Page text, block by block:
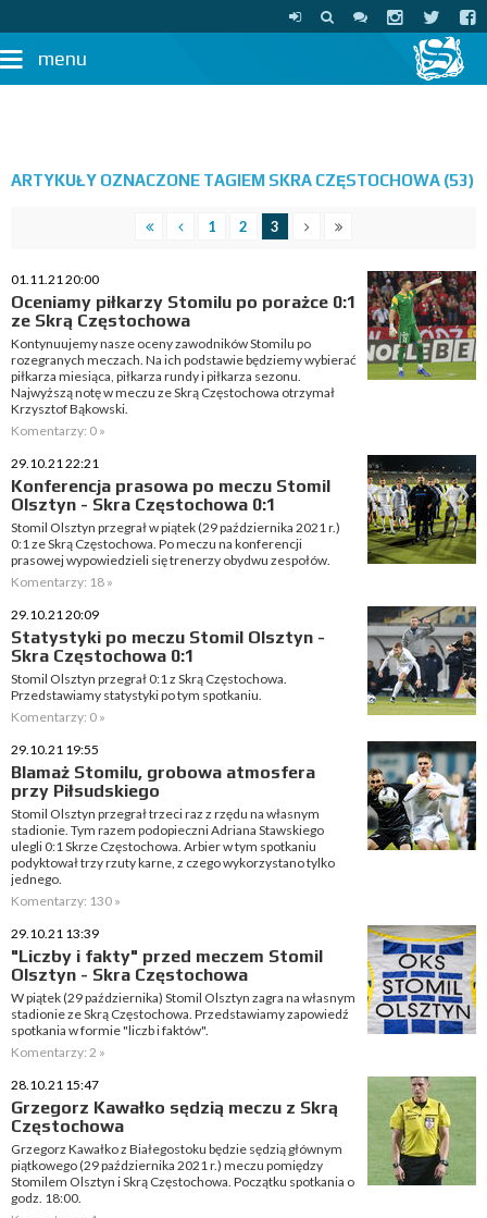
menu
ARTYKUŁY OZNACZONE TAGIEM SKRA CZĘSTOCHOWA (53)
1 2 3
01.11.21 20:00
Oceniamy piłkarzy Stomilu po porażce 0:1
ze Skrą Częstochowa
Kontynuujemy nasze oceny zawodników Stomilu po
rozegranych meczach. Na ich podstawie będziemy wybierać
piłkarza miesiąca, piłkarza rundy i piłkarza sezonu.
Najwyższą notę w meczu ze Skrą Częstochowa otrzymał
Krzysztof Bąkowski.
Komentarzy: 0 »
29.10.21 22:21
Konferencja prasowa po meczu Stomil
Olsztyn - Skra Częstochowa 0:1
Stomil Olsztyn przegrał w piątek (29 października 2021 r.)
0:1 ze Skrą Częstochowa. Po meczu na konferencji
prasowej wypowiedzieli się trenerzy obydwu zespołów.
Komentarzy: 18 »
29.10.21 20:09
Statystyki po meczu Stomil Olsztyn -
Skra Częstochowa 0:1
Stomil Olsztyn przegrał 0:1 z Skrą Częstochowa.
Przedstawiamy statystyki po tym spotkaniu.
Komentarzy: 0 »
29.10.21 19:55
Blamaż Stomilu, grobowa atmosfera
przy Piłsudskiego
Stomil Olsztyn przegrał trzeci raz z rzędu na własnym
stadionie. Tym razem podopieczni Adriana Stawskiego
ulegli 0:1 Skrze Częstochowa. Arbier w tym spotkaniu
podyktował trzy rzuty karne, z czego wykorzystano tylko
jednego.
Komentarzy: 130 »
29.10.21 13:39
"Liczby i fakty" przed meczem Stomil
Olsztyn - Skra Częstochowa
W piątek (29 października) Stomil Olsztyn zagra na własnym
stadionie ze Skrą Częstochowa. Przedstawiamy zapowiedź
spotkania w formie "liczb i faktów".
Komentarzy: 2 »
28.10.21 15:47
Grzegorz Kawałko sędzią meczu z Skrą
Częstochowa
Grzegorz Kawałko z Białegostoku będzie sędzią głównym
piątkowego (29 października 2021 r.) meczu pomiędzy
Stomilem Olsztyn i Skrą Częstochowa. Początku spotkania o
godz. 18:00.